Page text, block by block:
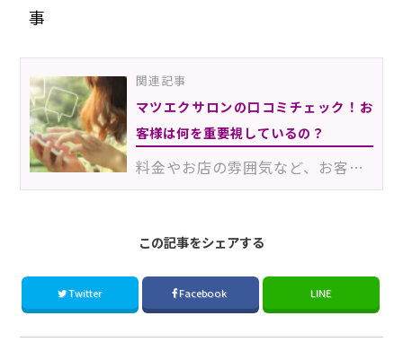
事
関連記事
マツエクサロンの口コミチェック！お
客様は何を重要視しているの？
料金やお店の雰囲気など、お客様がマツエクサロンを選ぶうえでの基準はいくつかあります。口コミもそのひ…
この記事をシェアする
Twitter Facebook LINE